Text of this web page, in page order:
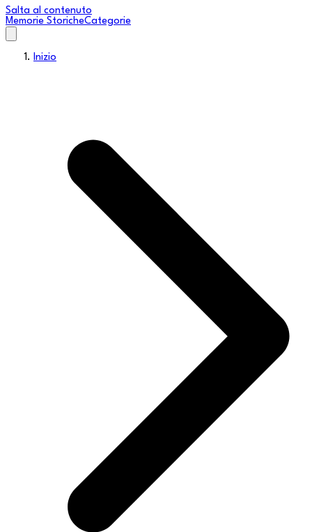
Salta al contenuto
Memorie StoricheCategorie
Inizio